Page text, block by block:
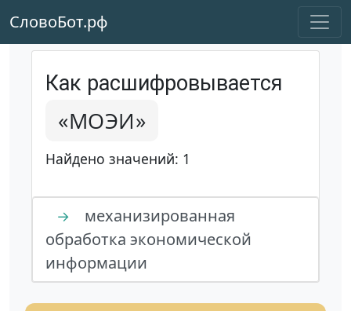
СловоБот.рф
Как расшифровывается
«МОЭИ»
Найдено значений: 1
→
механизированная
обработка экономической
информации